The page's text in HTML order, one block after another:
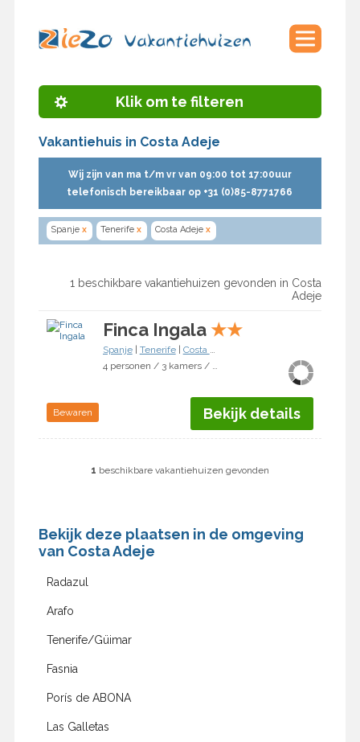
Klik om te filteren
Vakantiehuis in Costa Adeje
Wij zijn van ma t/m vr van 09:00 tot 17:00uur
telefonisch bereikbaar op +31 (0)85-8771766
Spanje x Tenerife x Costa Adeje x
1 beschikbare vakantiehuizen gevonden in Costa
Adeje
Finca Ingala ★★
Spanje| Tenerife| Costa Adeje
4 personen / 3 kamers / 2 slaapkamers
Bewaren Bekijk details
1 beschikbare vakantiehuizen gevonden
Bekijk deze plaatsen in de omgeving
van Costa Adeje
Radazul
Arafo
Tenerife/Güimar
Fasnia
Porís de ABONA
Las Galletas